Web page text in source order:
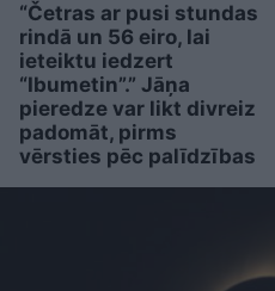
“Četras ar pusi stundas
rindā un 56 eiro, lai
ieteiktu iedzert
“Ibumetin”.” Jāņa
pieredze var likt divreiz
padomāt, pirms
vērsties pēc palīdzības